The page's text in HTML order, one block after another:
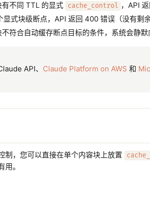
不同 TTL 的显式
cache_control ，API
显式块级断点，API 返回 400 错误（没有剩
符合自动缓存断点目标的条件，系统会静
API、 Claude Platform on AWS 和
制，您可以直接在单个内容块上放置
用。